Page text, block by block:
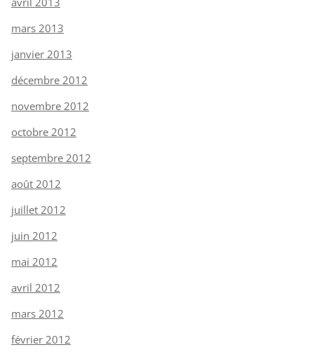
mars 2013
janvier 2013
décembre 2012
novembre 2012
octobre 2012
septembre 2012
août 2012
juillet 2012
juin 2012
mai 2012
avril 2012
mars 2012
février 2012